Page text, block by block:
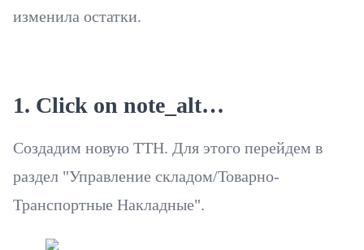
изменила остатки.
1. Click on note_alt…
Создадим новую ТТН. Для этого перейдем в
раздел "Управление складом/Товарно-
Транспортные Накладные".